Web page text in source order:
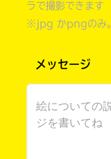
ラで撮影できます
※jpg かpngのみ
メッセージ